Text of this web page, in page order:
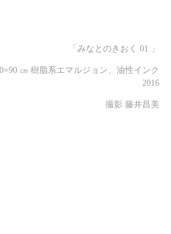
「みなとのきおく 01 」
㎝ 樹脂系エマルジョン、油性インク
2016
撮影 藤井昌美